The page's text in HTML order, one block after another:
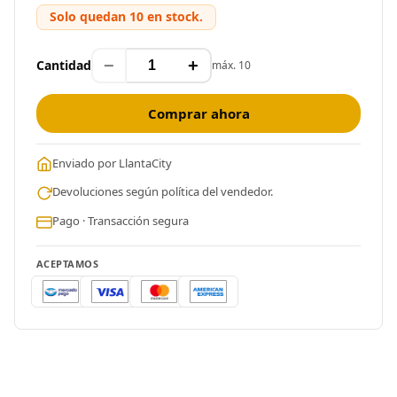
Solo quedan 10 en stock.
Cantidad − + máx. 10
Comprar ahora
Enviado por LlantaCity
Devoluciones según política del vendedor.
Pago · Transacción segura
ACEPTAMOS